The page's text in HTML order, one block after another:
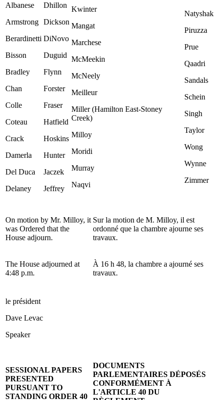
Albanese
Armstrong
Berardinetti
Bisson
Bradley
Chan
Colle
Coteau
Crack
Damerla
Del Duca
Delaney
Dhillon
Dickson
DiNovo
Duguid
Flynn
Forster
Fraser
Hatfield
Hoskins
Hunter
Jaczek
Jeffrey
Kwinter
Mangat
Marchese
McMeekin
McNeely
Meilleur
Miller (Hamilton East-Stoney
Creek)
Milloy
Moridi
Murray
Naqvi
Natyshak
Piruzza
Prue
Qaadri
Sandals
Schein
Singh
Taylor
Wong
Wynne
Zimmer
On motion by Mr. Milloy, it
was Ordered that the
House adjourn.
Sur la motion de M. Milloy, il est
ordonné que la chambre ajourne ses
travaux.
The House adjourned at
4:48 p.m.
À 16 h 48, la chambre a ajourné ses
travaux.
le président
Dave Levac
Speaker
SESSIONAL PAPERS
PRESENTED
PURSUANT TO
STANDING ORDER 40
DOCUMENTS
PARLEMENTAIRES DÉPOSÉS
CONFORMÉMENT À
L'ARTICLE 40 DU